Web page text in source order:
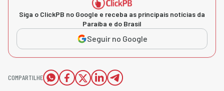
Siga o ClickPB no Google e receba as principais notícias da
Paraíba e do Brasil
Seguir no Google
COMPARTILHE